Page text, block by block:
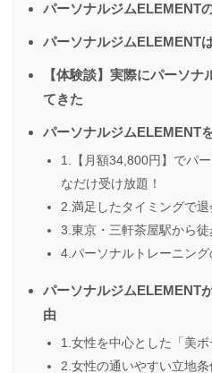
パーソナルジムELEMENT
パーソナルジムELEMENT
【体験談】実際にパーソ
てきた
パーソナルジムELEMENT
1.【月額34,800円】でパ
なだけ受け放題！
2.満足したタイミングで退
3.東京・三軒茶屋駅から
4.パーソナルトレーニン
パーソナルジムELEMENT
由
1.女性を中心とした「美
2.女性の通いやすい立地条